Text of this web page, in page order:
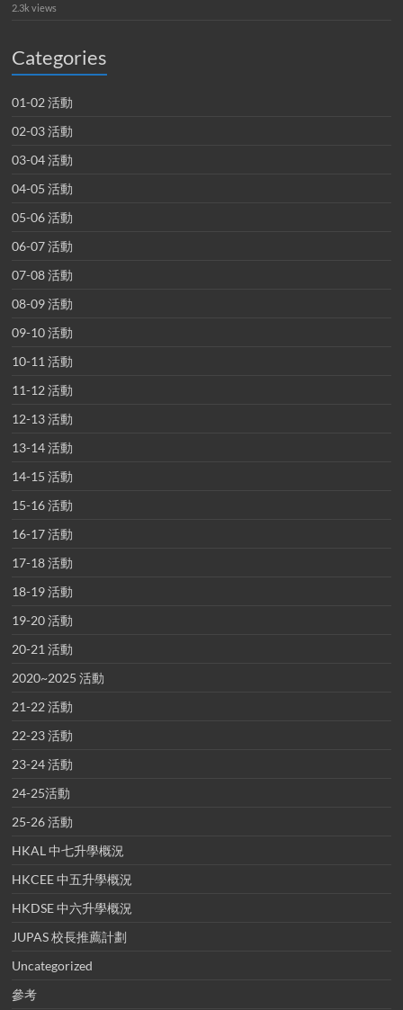
2.3k views
Categories
01-02 活動
02-03 活動
03-04 活動
04-05 活動
05-06 活動
06-07 活動
07-08 活動
08-09 活動
09-10 活動
10-11 活動
11-12 活動
12-13 活動
13-14 活動
14-15 活動
15-16 活動
16-17 活動
17-18 活動
18-19 活動
19-20 活動
20-21 活動
2020~2025 活動
21-22 活動
22-23 活動
23-24 活動
24-25活動
25-26 活動
HKAL 中七升學概況
HKCEE 中五升學概況
HKDSE 中六升學概況
JUPAS 校長推薦計劃
Uncategorized
參考